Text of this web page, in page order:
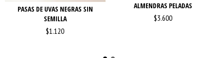
PASAS DE UVAS NEGRAS SIN
SEMILLA
$1.120
ALMENDRAS PELADAS
$3.600